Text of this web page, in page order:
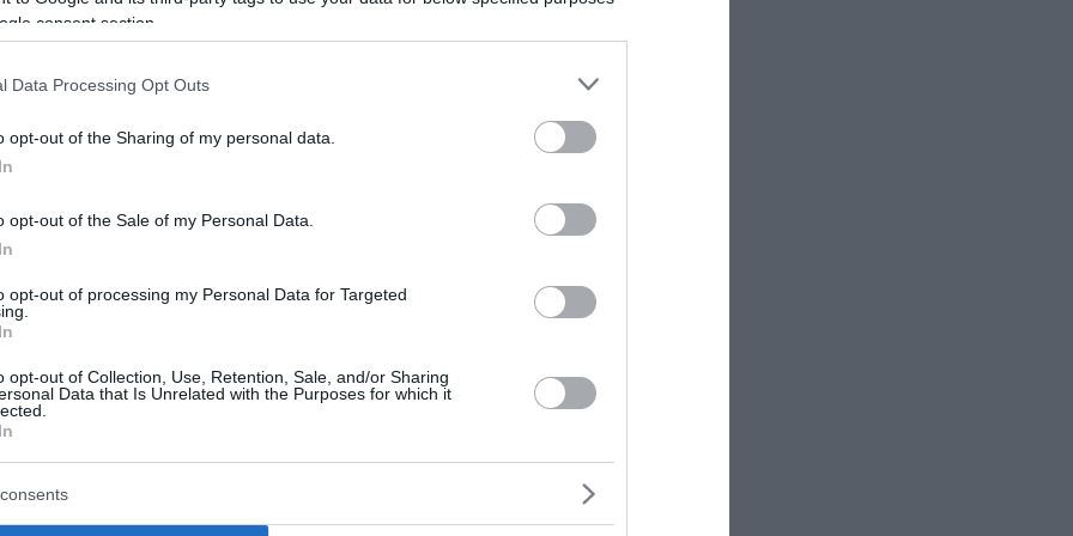
consent section.
Data Processing Opt Outs
opt-out of the Sharing of my personal data.
opt-out of the Sale of my Personal Data.
opt-out of processing my Personal Data for Targeted
opt-out of Collection, Use, Retention, Sale, and/or Sharing
Data that Is Unrelated with the Purposes for which it
χρώμα στο Διεθνές
Κινηματογράφου
Vary χάρη στην
Χρήστος Νίκου
ως μέντορας στο
της Τσεχίας, η πόλη Karlovy
O Πάνος Βλάχος στην
Δελφών «Το Λάλον Ύδωρ»